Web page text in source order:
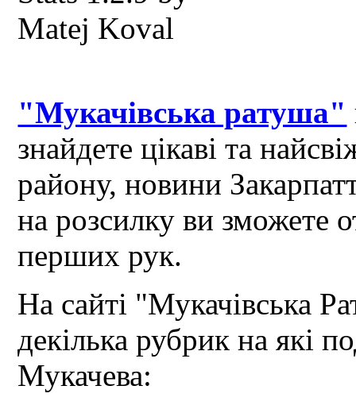
"Мукачівська ратуша"
знайдете цікаві та
району, новини
на розсилку ви зможете
перших рук.
На сайті "Мукачівська
декілька рубрик на які
Мукачева: